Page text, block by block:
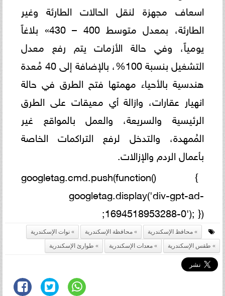
اسعاف مجهزة لنقل الحالات الطارئة وغير
الطارئة، بمعدل متوسط 400 – 430» بلاغاً
يومياً، وفي حالة الأزمات يتم رفع معدل
التشغيل بنسبة 100%، بالإضافة إلى 40 مُعدة
هندسية بالأحياء مهمتها فتح الطرق في حالة
انهيار عقارات، وازالة أي معيقات على الطرق
الرئيسية والسريعة، والعمل بالمواقع غير
المُمهدة، والتدخل لرفع التراكمات الخاصة
بأعمال الردم والإزالات.
googletag.cmd.push(function() {
googletag.display('div-gpt-ad-
1694518953288-0'); });
محافظ الإسكندرية محافظة الإسكندرية
نوات الإسكندرية
طقس الإسكندرية
معدات الإسكندرية طوارئ الإسكندرية